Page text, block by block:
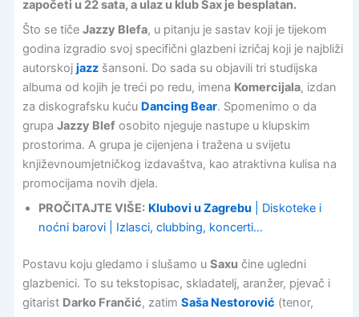
započeti u 22 sata, a ulaz u klub Sax je besplatan.
Što se tiče Jazzy Blefa, u pitanju je sastav koji je tijekom
godina izgradio svoj specifični glazbeni izričaj koji je najbliži
autorskoj jazzšansoni. Do sada su objavili tri studijska
albuma od kojih je treći po redu, imena Komercijala, izdan
za diskografsku kuću Dancing Bear. Spomenimo o da
grupa Jazzy Blefosobito njeguje nastupe u klupskim
prostorima. A grupa je cijenjena i tražena u svijetu
književnoumjetničkog izdavaštva, kao atraktivna kulisa na
promocijama novih djela.
PROČITAJTE VIŠE: Klubovi u Zagrebu| Diskoteke i
noćni barovi | Izlasci, clubbing, koncerti…
Postavu koju gledamo i slušamo u Saxu čine ugledni
glazbenici. To su tekstopisac, skladatelj, aranžer, pjevač i
gitarist Darko Frančić, zatim Saša Nestorović (tenor,